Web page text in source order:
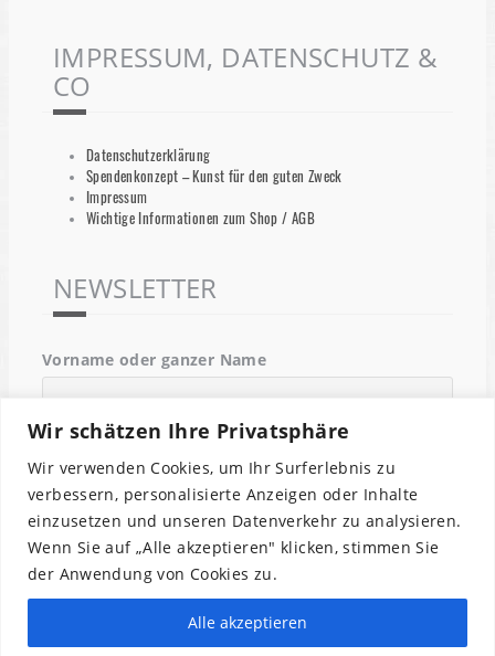
Wir schätzen Ihre Privatsphäre
Wir verwenden Cookies, um Ihr Surferlebnis zu
verbessern, personalisierte Anzeigen oder Inhalte
einzusetzen und unseren Datenverkehr zu analysieren.
Wenn Sie auf „Alle akzeptieren" klicken, stimmen Sie
der Anwendung von Cookies zu.
Alle akzeptieren
IMPRESSUM, DATENSCHUTZ &
CO
Datenschutzerklärung
Spendenkonzept – Kunst für den guten Zweck
Impressum
Wichtige Informationen zum Shop / AGB
NEWSLETTER
Vorname oder ganzer Name
Email
Indem Du fortfährst, akzeptierst Du unsere
Datenschutzerklärung.